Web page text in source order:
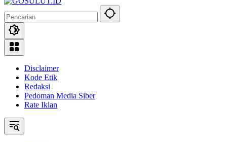
Disclaimer
Kode Etik
Redaksi
Pedoman Media Siber
Rate Iklan